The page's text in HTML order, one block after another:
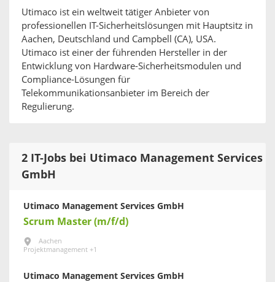
Utimaco ist ein weltweit tätiger Anbieter von
professionellen IT-Sicherheitslösungen mit Hauptsitz in
Aachen, Deutschland und Campbell (CA), USA.
Utimaco ist einer der führenden Hersteller in der
Entwicklung von Hardware-Sicherheitsmodulen und
Compliance-Lösungen für
Telekommunikationsanbieter im Bereich der
Regulierung.
2 IT-Jobs bei Utimaco Management Services
GmbH
Utimaco Management Services GmbH
Scrum Master (m/f/d)
Aachen
Projektmanagement +1
Utimaco Management Services GmbH